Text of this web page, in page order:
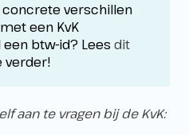
concrete verschillen
een KvK
btw-id? Lees dit
verder!
aan te vragen bij de KvK: